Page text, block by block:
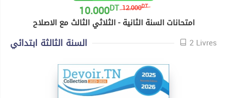
12.000DT
10.000DT
امتحانات السنة الثانية - الثلاثي الثالث مع الاصلاح
السنة الثالثة ابتدائي 2 Livres